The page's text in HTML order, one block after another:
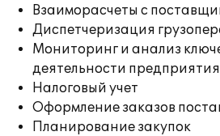
Взаиморасчеты с
Диспетчеризация
Мониторинг и анализ
деятельности предприятия
Налоговый учет
Оформление заказов
Планирование закупок